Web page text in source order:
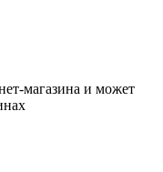
магазина и может